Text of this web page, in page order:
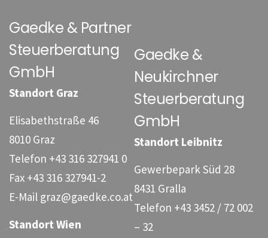
Gaedke & Partner
Steuerberatung
GmbH
Standort Graz
Elisabethstraße 46
8010 Graz
Telefon +43 316 327941 0
Fax +43 316 327941-2
E-Mail graz@gaedke.co.at
Standort Wien
Gaedke &
Neukirchner
Steuerberatung
GmbH
Standort Leibnitz
Gewerbepark Süd 28
8431 Gralla
Telefon +43 3452 / 72 002
– 32